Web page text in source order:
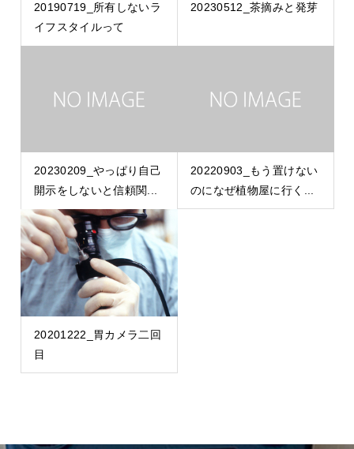
20190719_所有しないラ
イフスタイルって
20230512_茶摘みと発芽
20230209_やっぱり自己
開示をしないと信頼関...
20220903_もう置けない
のになぜ植物屋に行く...
20201222_胃カメラ二回
目